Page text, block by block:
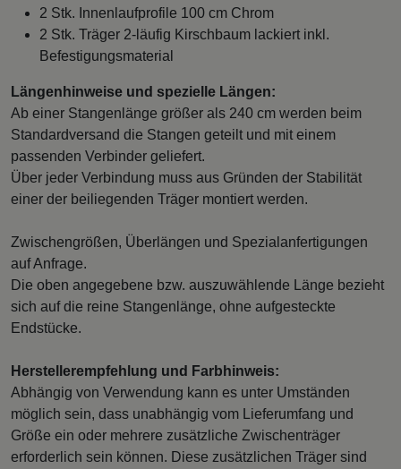
2 Stk. Innenlaufprofile 100 cm Chrom
2 Stk. Träger 2-läufig Kirschbaum lackiert inkl.
Befestigungsmaterial
Längenhinweise und spezielle Längen:
Ab einer Stangenlänge größer als 240 cm werden beim
Standardversand die Stangen geteilt und mit einem
passenden Verbinder geliefert.
Über jeder Verbindung muss aus Gründen der Stabilität
einer der beiliegenden Träger montiert werden.
Zwischengrößen, Überlängen und Spezialanfertigungen
auf Anfrage.
Die oben angegebene bzw. auszuwählende Länge bezieht
sich auf die reine Stangenlänge, ohne aufgesteckte
Endstücke.
Herstellerempfehlung und Farbhinweis:
Abhängig von Verwendung kann es unter Umständen
möglich sein, dass unabhängig vom Lieferumfang und
Größe ein oder mehrere zusätzliche Zwischenträger
erforderlich sein können. Diese zusätzlichen Träger sind